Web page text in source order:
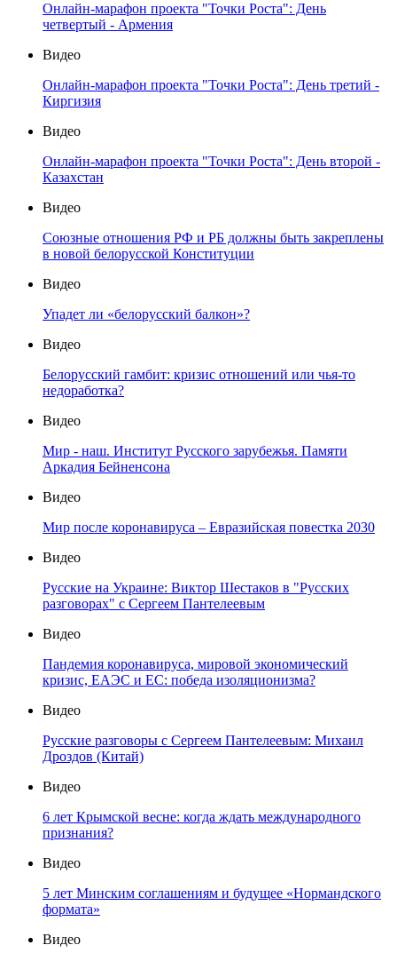
Онлайн-марафон проекта "Точки Роста": День
четвертый - Армения
Видео
Онлайн-марафон проекта "Точки Роста": День третий -
Киргизия
Видео
Онлайн-марафон проекта "Точки Роста": День второй -
Казахстан
Видео
Союзные отношения РФ и РБ должны быть закреплены
в новой белорусской Конституции
Видео
Упадет ли «белорусский балкон»?
Видео
Белорусский гамбит: кризис отношений или чья-то
недоработка?
Видео
Мир - наш. Институт Русского зарубежья. Памяти
Аркадия Бейненсона
Видео
Мир после коронавируса – Евразийская повестка 2030
Видео
Русские на Украине: Виктор Шестаков в "Русских
разговорах" с Сергеем Пантелеевым
Видео
Пандемия коронавируса, мировой экономический
кризис, ЕАЭС и ЕС: победа изоляционизма?
Видео
Русские разговоры с Сергеем Пантелеевым: Михаил
Дроздов (Китай)
Видео
6 лет Крымской весне: когда ждать международного
признания?
Видео
5 лет Минским соглашениям и будущее «Нормандского
формата»
Видео